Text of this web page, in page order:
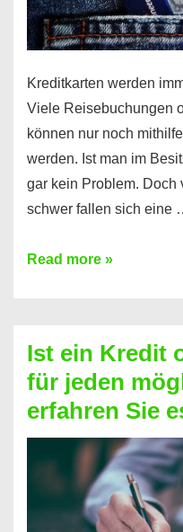
Kreditkarten werden
Viele Reisebuchungen
können nur noch
werden. Ist man im
gar kein Problem. Doch
schwer fallen sich eine
Kreditkarte
Prepaid
ist
nicht
nur
für
Handy
Read more »
Ist ein Kredit
für jeden
erfahren Sie